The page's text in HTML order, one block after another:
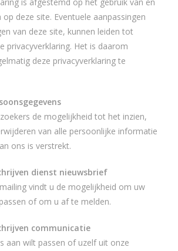
deze site. Eventuele aanpassingen
van deze site, kunnen leiden tot
privacyverklaring. Het is daarom
deze privacyverklaring te
de mogelijkheid tot het inzien,
van alle persoonlijke informatie
ons is verstrekt.
dienst nieuwsbrief
vindt u de mogelijkheid om uw
of om u af te melden.
communicatie
aan wilt passen of uzelf uit onze